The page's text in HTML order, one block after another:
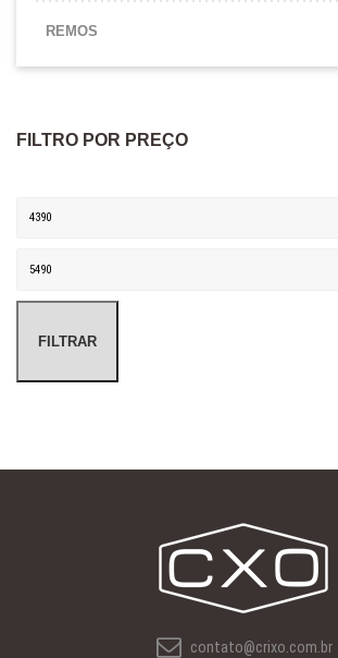
REMOS
FILTRO POR PREÇO
Preço mínimo
FILTRAR
contato@crixo.com.br